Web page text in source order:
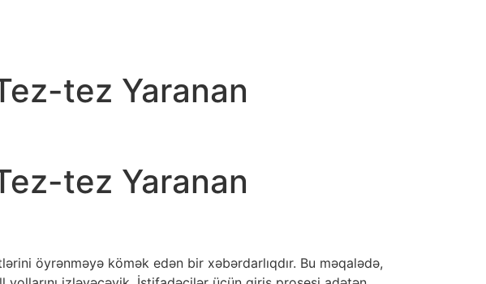
tez Yaranan
tez Yaranan
öyrənməyə kömək edən bir xəbərdarlıqdır. Bu məqalədə,